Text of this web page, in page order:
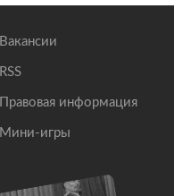
Вакансии
RSS
Правовая информация
Мини-игры